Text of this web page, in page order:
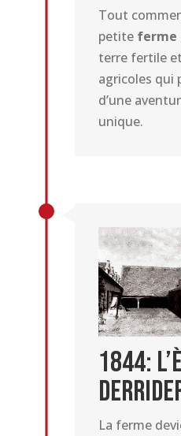
Tout
petite ferme
terre fertile
agricoles qui
d’une
unique.
1844:
La ferme